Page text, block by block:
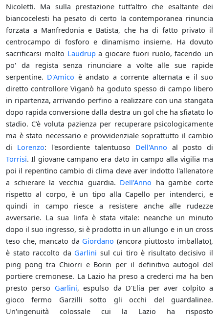
Nicoletti. Ma sulla prestazione tutt'altro che esaltante dei
biancocelesti ha pesato di certo la contemporanea rinuncia
forzata a Manfredonia e Batista, che ha di fatto privato il
centrocampo di fosforo e dinamismo insieme. Ha dovuto
sacrificarsi molto Laudrup a giocare fuori ruolo, facendo un
po' da regista senza rinunciare a volte alle sue rapide
serpentine. D'Amico è andato a corrente alternata e il suo
diretto controllore Viganò ha goduto spesso di campo libero
in ripartenza, arrivando perfino a realizzare con una stangata
dopo rapida conversione dalla destra un gol che ha sfiatato lo
stadio. C'è voluta pazienza per recuperare psicologicamente
ma è stato necessario e provvidenziale soprattutto il cambio
di Lorenzo: l'esordiente talentuoso Dell'Anno al posto di
Torrisi. Il giovane campano era dato in campo alla vigilia ma
poi il repentino cambio di clima deve aver indotto l'allenatore
a schierare la vecchia guardia. Dell'Anno ha gambe corte
rispetto al corpo, è un tipo alla Capello per intenderci, e
quindi in campo riesce a resistere anche alle rudezze
avversarie. La sua linfa è stata vitale: neanche un minuto
dopo il suo ingresso, si è prodotto in un allungo e in un cross
teso che, mancato da Giordano (ancora piuttosto imballato),
è stato raccolto da Garlini sul cui tiro è risultato decisivo il
ping pong tra Chiorri e Borin per il definitivo autogol del
portiere cremonese. La Lazio ha preso a crederci ma ha ben
presto perso Garlini, espulso da D'Elia per aver colpito a
gioco fermo Garzilli sotto gli occhi del guardalinee.
Un'ingenuità colossale cui la Lazio ha risposto